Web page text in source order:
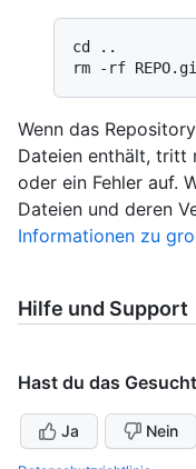
cd ..
Wenn das
Dateien enthält, tritt
oder ein Fehler auf.
Dateien und deren
Informationen zu
Hilfe und Support
Hast du das
Ja Nein